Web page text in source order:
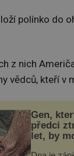
polínko do
z nich
vědců, kteří v
Gen,
předci
let, by